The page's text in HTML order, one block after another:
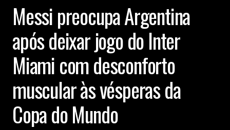
Messi preocupa Argentina
após deixar jogo do Inter
Miami com desconforto
muscular às vésperas da
Copa do Mundo